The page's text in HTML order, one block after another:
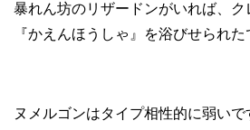
暴れん坊のリザードンがいれば、
『かえんほうしゃ』を浴びせられた
ヌメルゴンはタイプ相性的に弱い